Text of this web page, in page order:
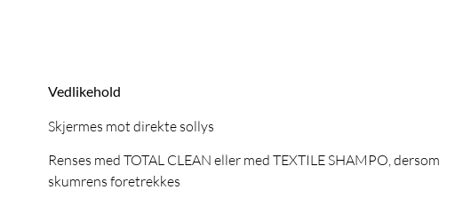
Vedlikehold
Skjermes mot direkte sollys
Renses med TOTAL CLEAN eller med TEXTILE SHAMPO, dersom
skumrens foretrekkes